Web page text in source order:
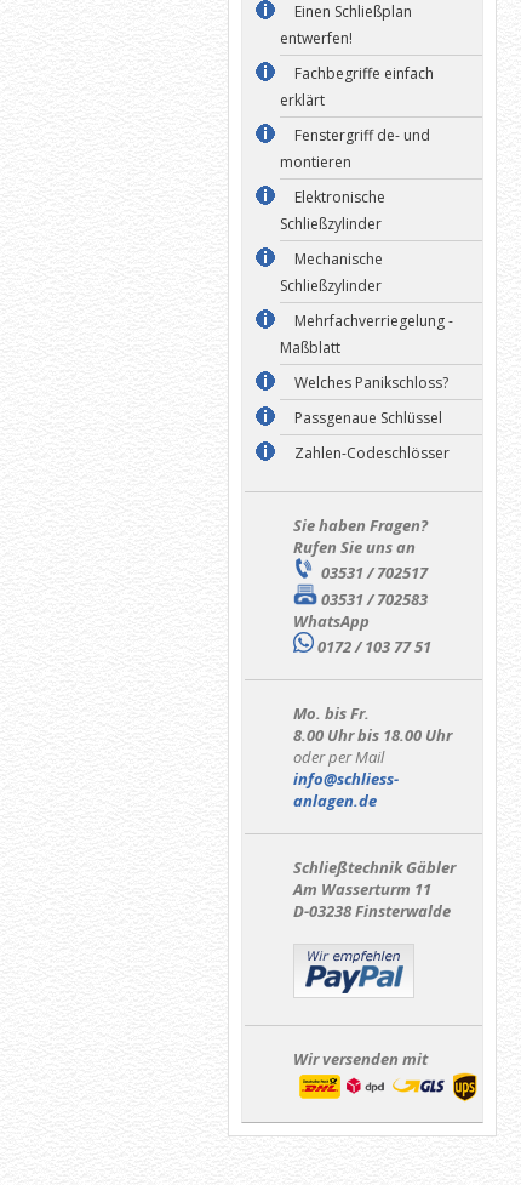
Einen Schließplan
entwerfen!
Fachbegriffe einfach
erklärt
Fenstergriff de- und
montieren
Elektronische
Schließzylinder
Mechanische
Schließzylinder
Mehrfachverriegelung -
Maßblatt
Welches Panikschloss?
Passgenaue Schlüssel
Zahlen-Codeschlösser
Sie haben Fragen?
Rufen Sie uns an
03531 / 702517
03531 / 702583
WhatsApp
0172 / 103 77 51
Mo. bis Fr.
8.00 Uhr bis 18.00 Uhr
oder per Mail
info@schliess-
anlagen.de
Schließtechnik Gäbler
Am Wasserturm 11
D-03238 Finsterwalde
Wir versenden mit